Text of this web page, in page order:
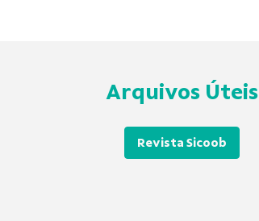
Arquivos Úteis
Revista Sicoob